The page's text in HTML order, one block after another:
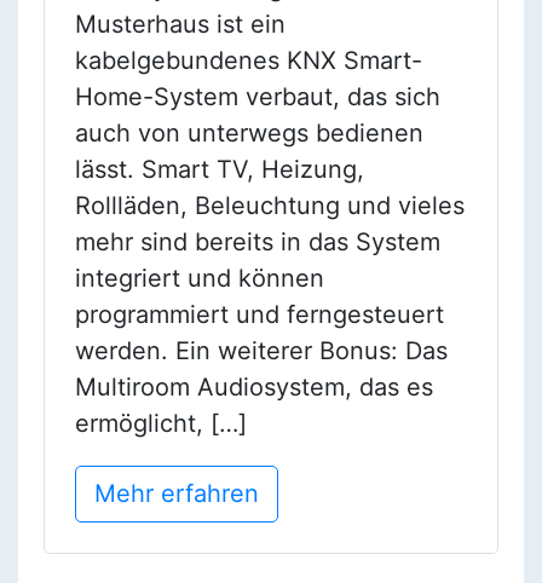
Musterhaus ist ein
kabelgebundenes KNX Smart-
Home-System verbaut, das sich
auch von unterwegs bedienen
lässt. Smart TV, Heizung,
Rollläden, Beleuchtung und vieles
mehr sind bereits in das System
integriert und können
programmiert und ferngesteuert
werden. Ein weiterer Bonus: Das
Multiroom Audiosystem, das es
ermöglicht, […]
Mehr erfahren